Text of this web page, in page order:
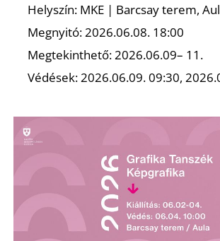
Helyszín: MKE | Barcsay terem,
Megnyitó: 2026.06.08. 18:00
Megtekinthető: 2026.06.09– 11.
Védések: 2026.06.09. 09:30,